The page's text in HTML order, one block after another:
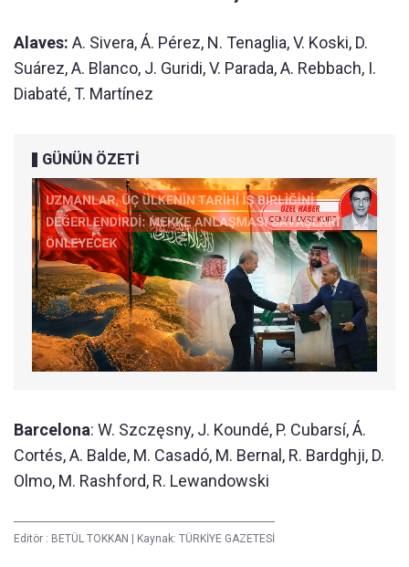
Alaves: A. Sivera, Á. Pérez, N. Tenaglia, V. Koski, D.
Suárez, A. Blanco, J. Guridi, V. Parada, A. Rebbach, I.
Diabaté, T. Martínez
GÜNÜN ÖZETİ
Barcelona: W. Szczęsny, J. Koundé, P. Cubarsí, Á.
Cortés, A. Balde, M. Casadó, M. Bernal, R. Bardghji, D.
Olmo, M. Rashford, R. Lewandowski
Editör : BETÜL TOKKAN Kaynak: TÜRKİYE GAZETESİ